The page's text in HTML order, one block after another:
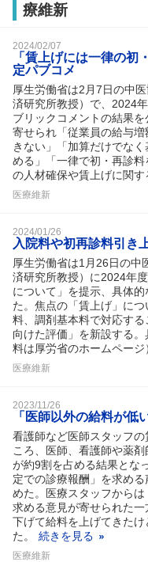
療維新
2024/02/07
「賃上げには一律の初
定パブコメ
厚生労働省は2月7日の中
済研究所教授）で、2024
ブリックコメントの結果
寄せられ「従業員の給与
きない」「加算だけでな
める」「一律で初・再診
の人材確保や賃上げに関す
医療維新
2024/01/26
入院料や初再診料引き
厚生労働省は1月26日の中
済研究所教授）に2024年
について」を提示、具体
た。焦点の「賃上げ」に
料、調剤基本料で対応す
向けた評価」を新設する
料は厚労省のホームページ
医療維新
2023/11/26
「医師以外の給料が低
看護師など医師スタッフ
ころ、医師、看護師や薬
が約9割を占める結果とな
定での診療報酬」を求め
めた。医療スタッフから
求める意見が寄せられた
下げて給料を上げてきた
た。
続きを見る
医療維新